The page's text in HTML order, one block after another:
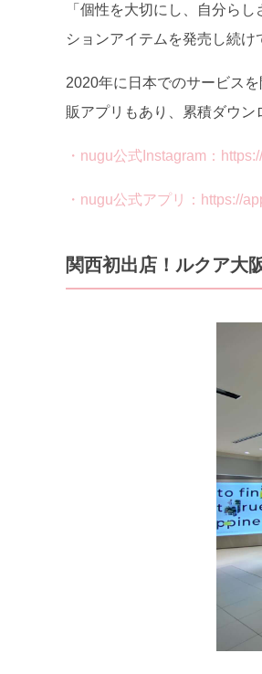
「個性を大切にし、自分ら
ションアイテムを発売し続け
2020年に日本でのサービス
販アプリもあり、累積ダウン
・nugu公式Instagram：
・nugu公式アプリ：https://
関西初出店！ルクア